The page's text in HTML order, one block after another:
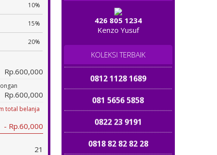
10%
15%
20%
Rp.600,000
Rp.600,000
total belanja
- Rp.60,000
21
426 805 1234
Kenzo Yusuf
KOLEKSI TERBAIK
082345 500 700
085 888888 980
081313 83837
0812 1128 1689
081 5656 5858
0822 23 9191
0818 82 82 82 28